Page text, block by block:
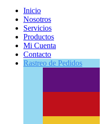
Inicio
Nosotros
Servicios
Productos
Mi Cuenta
Contacto
Rastreo de Pedidos